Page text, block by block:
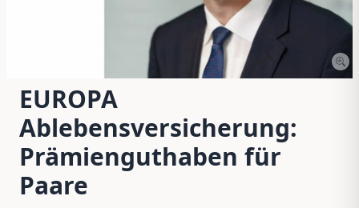
EUROPA
Ablebensversicherung:
Prämienguthaben für
Paare